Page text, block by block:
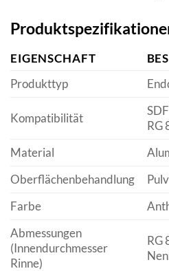
EIGENSCHAFT
Produkttyp
Kompatibilität
RG
Material
Oberflächenbehandlung
Farbe
Abmessungen
(Innendurchmesser
Rinne)
RG